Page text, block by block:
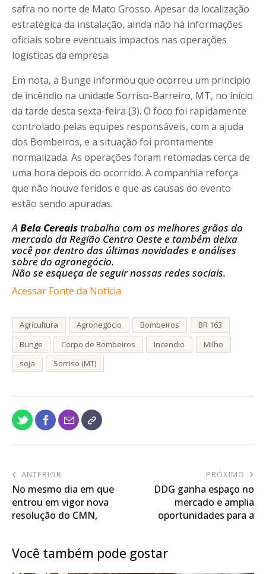
safra no norte de Mato Grosso. Apesar da localização
estratégica da instalação, ainda não há informações
oficiais sobre eventuais impactos nas operações
logísticas da empresa.
Em nota, a Bunge informou que ocorreu um princípio
de incêndio na unidade Sorriso-Barreiro, MT, no início
da tarde desta sexta-feira (3). O foco foi rapidamente
controlado pelas equipes responsáveis, com a ajuda
dos Bombeiros, e a situação foi prontamente
normalizada. As operações foram retomadas cerca de
uma hora depois do ocorrido. A companhia reforça
que não houve feridos e que as causas do evento
estão sendo apuradas.
A Bela Cereais trabalha com os melhores grãos do
mercado da Região Centro Oeste e também deixa
você por dentro das últimas novidades e análises
sobre do agronegócio.
Não se esqueça de seguir nossas redes sociais.
Acessar Fonte da Notícia
Agricultura Agronegócio Bombeiros
BR 163
Bunge
Corpo de Bombeiros Incendio
Milho
soja
Sorriso (MT)
ANTERIOR
No mesmo dia em que
entrou em vigor nova
resolução do CMN,
MT pagar dívidas com a
PRÓXIMO
DDG ganha espaço no
mercado e amplia
oportunidades para a
Você também pode gostar